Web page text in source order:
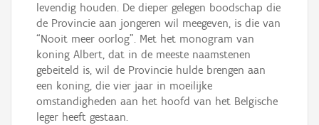
levendig houden. De dieper gelegen boodschap die
de Provincie aan jongeren wil meegeven, is die van
“Nooit meer oorlog”. Met het monogram van
koning Albert, dat in de meeste naamstenen
gebeiteld is, wil de Provincie hulde brengen aan
een koning, die vier jaar in moeilijke
omstandigheden aan het hoofd van het Belgische
leger heeft gestaan.